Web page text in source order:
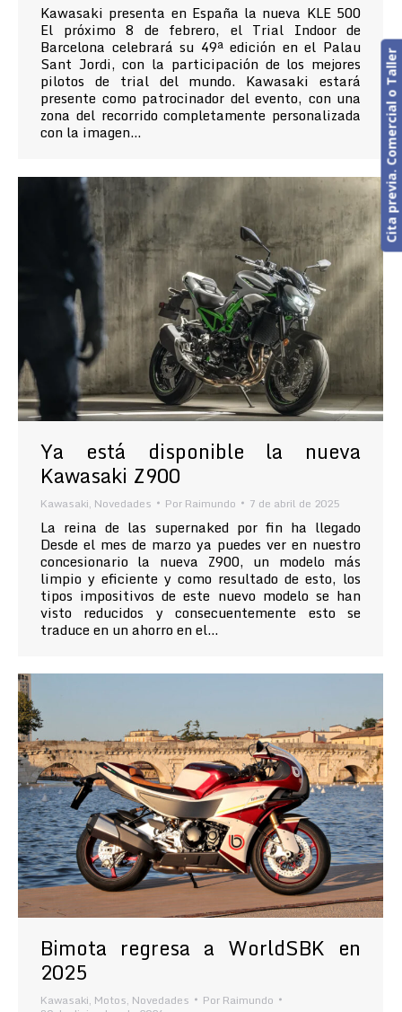
Kawasaki presenta en España la nueva KLE 500
El próximo 8 de febrero, el Trial Indoor de
Barcelona celebrará su 49ª edición en el Palau
Sant Jordi, con la participación de los mejores
pilotos de trial del mundo. Kawasaki estará
presente como patrocinador del evento, con una
zona del recorrido completamente personalizada
con la imagen…
Ya está disponible la nueva
Kawasaki Z900
Kawasaki, Novedades Por Raimundo 7 de abril de 2025
La reina de las supernaked por fin ha llegado
Desde el mes de marzo ya puedes ver en nuestro
concesionario la nueva Z900, un modelo más
limpio y eficiente y como resultado de esto, los
tipos impositivos de este nuevo modelo se han
visto reducidos y consecuentemente esto se
traduce en un ahorro en el…
Bimota regresa a WorldSBK en
2025
Kawasaki, Motos, Novedades Por Raimundo
Cita previa. Comercial o Taller